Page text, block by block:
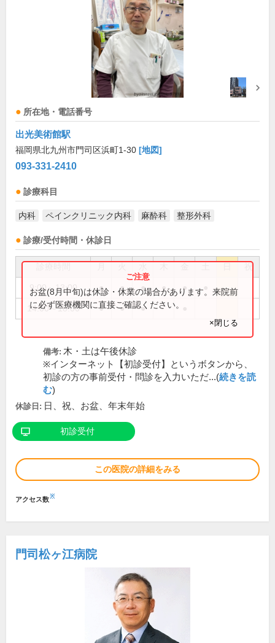
所在地・電話番号
出光美術館駅
福岡県北九州市門司区浜町1-30 [地図]
093-331-2410
診療科目
内科 ペインクリニック内科 麻酔科 整形外科
診療/受付時間・休診日
祝
9:00～13:00 ● ● ● ● ●
14:00～18:00 ● ● ●
お盆(8月中旬)は休診・休業の場合があります。来院前
に必ず医療機関に直接ご確認ください。
×閉じる
備考: 木・土は午後休診
※インターネット【初診受付】というボタンから、
初診の方の事前受付・問診を入力いただ...(続きを読
む)
休診日: 日、祝、お盆、年末年始
初診受付
この医院の詳細をみる
アクセス数※
門司松ヶ江病院